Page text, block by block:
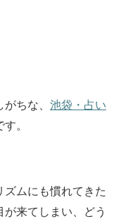
ちな、 池袋・占い
。
ズムにも慣れてきた
来てしまい、どう